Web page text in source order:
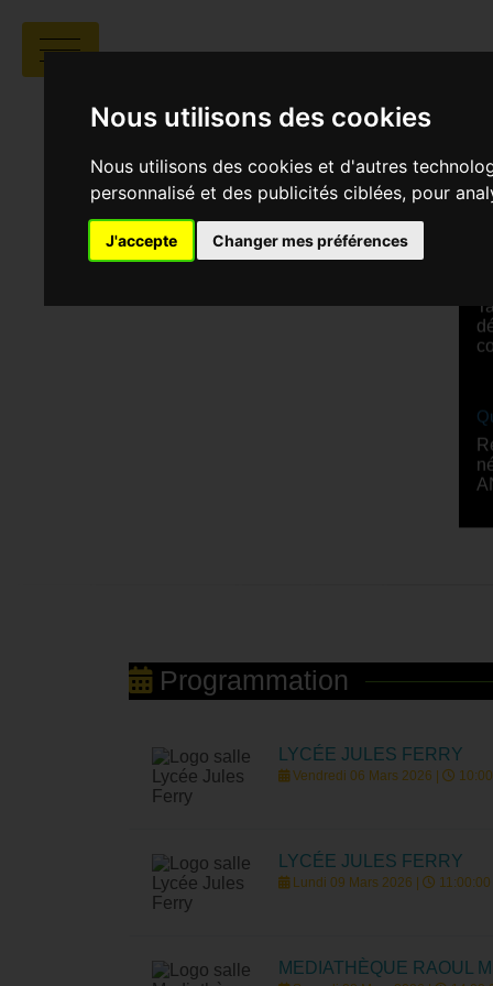
Nous utilisons des cookies
Nous utilisons des cookies et d'autres
personnalisé et des publicités ciblées, pour
J'accepte Changer mes préférences
Programmation
LYCÉE JULES FERRY
Vendredi 06 Mars 2026 |
LYCÉE JULES FERRY
Lundi 09 Mars 2026 | 11:00:00
MEDIATHÈQUE RAOUL